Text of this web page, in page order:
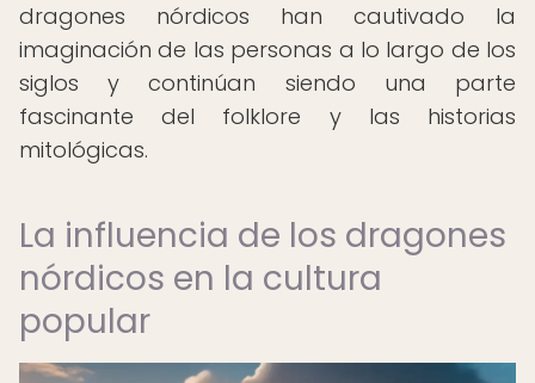
dragones nórdicos han cautivado la
imaginación de las personas a lo largo de los
siglos y continúan siendo una parte
fascinante del folklore y las historias
mitológicas.
La influencia de los dragones
nórdicos en la cultura
popular